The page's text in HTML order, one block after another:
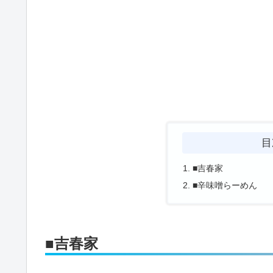
■吉春家
■辛味噌らーめん
■吉春家